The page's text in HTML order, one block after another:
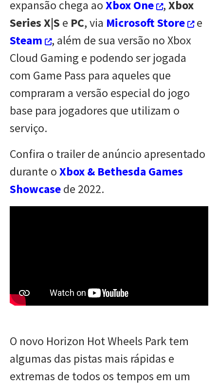
expansão chega aoXbox One ,Xbox
Series X|S e PC, via Microsoft Store
e
Steam
, além de sua versão no Xbox
Cloud Gaming e podendo ser jogada
com Game Pass para aqueles que
compraram a versão especial do jogo
base para jogadores que utilizam o
serviço.
Confira o trailer de anúncio apresentado
durante oXbox & Bethesda Games
Showcasede 2022.
O novo Horizon Hot Wheels Park tem
algumas das pistas mais rápidas e
extremas de todos os tempos em um